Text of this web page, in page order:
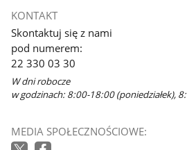
KONTAKT
Skontaktuj się z nami
pod numerem:
22 330 03 30
W dni robocze
w godzinach: 8:00-18:00 (poniedziałek),
MEDIA SPOŁECZNOŚCIOWE: